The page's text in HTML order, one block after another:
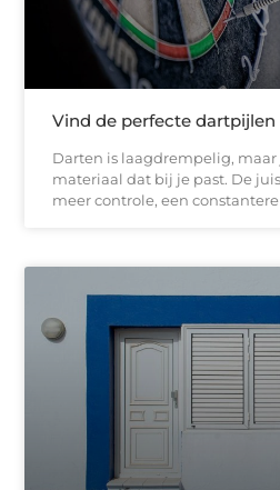
Vind de perfecte dartpijlen
Darten is laagdrempelig,
materiaal dat bij je past. De
meer controle, een